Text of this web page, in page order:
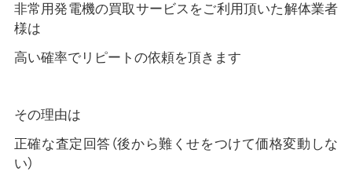
非常用発電機の買取サービスをご利用頂いた解体業者
様は
高い確率でリピートの依頼を頂きます
その理由は
正確な査定回答（後から難くせをつけて価格変動しな
い）